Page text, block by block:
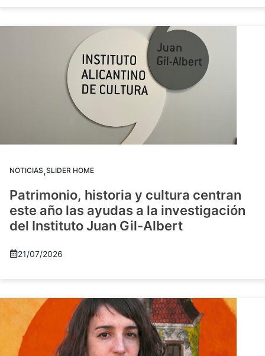
NOTICIAS,SLIDER HOME
Patrimonio, historia y cultura centran
este año las ayudas a la investigación
del Instituto Juan Gil-Albert
21/07/2026